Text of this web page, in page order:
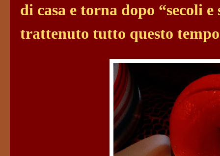
di casa e torna dopo “secoli
trattenuto tutto questo